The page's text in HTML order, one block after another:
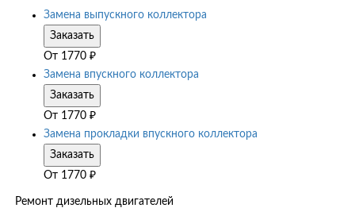
Замена выпускного коллектора
Заказать
От 1770 ₽
Замена впускного коллектора
Заказать
От 1770 ₽
Замена прокладки впускного коллектора
Заказать
От 1770 ₽
Ремонт дизельных двигателей